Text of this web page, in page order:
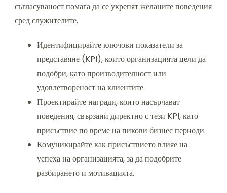
съгласуваност помага да се укрепят желаните поведения
сред служителите.
Идентифицирайте ключови показатели за
представяне (KPI), които организацията цели да
подобри, като производителност или
удовлетвореност на клиентите.
Проектирайте награди, които насърчават
поведения, свързани директно с тези KPI, като
присъствие по време на пикови бизнес периоди.
Комуникирайте как присъствието влияе на
успеха на организацията, за да подобрите
разбирането и мотивацията.